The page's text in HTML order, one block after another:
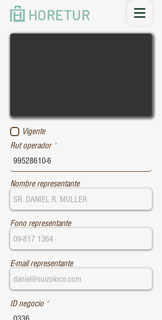
HORETUR
Vigente
Rut operador
Nombre representante
Fono representante
E-mail representante
ID negocio